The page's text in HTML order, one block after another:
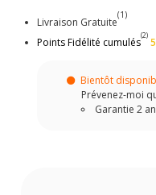
Livraison Gratuite
(1)
Points Fidélité cumulés
(2)
Bientôt
Prévenez-moi
Garantie 2